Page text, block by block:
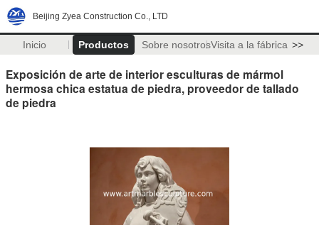
Beijing Zyea Construction Co., LTD
Inicio Productos Sobre nosotrosVisita a la fábrica >>
Exposición de arte de interior esculturas de mármol
hermosa chica estatua de piedra, proveedor de tallado
de piedra